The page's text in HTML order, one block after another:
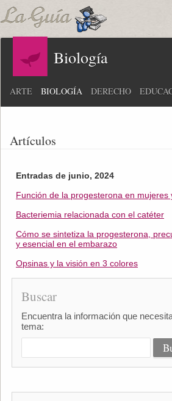
Biología
ARTE BIOLOGÍA DERECHO
Artículos
Entradas de junio, 2024
Función de la progesterona en mujeres
Bacteriemia relacionada con el catéter
Cómo se sintetiza la progesterona,
y esencial en el embarazo
Opsinas y la visión en 3 colores
Buscar
Encuentra la información que
tema: